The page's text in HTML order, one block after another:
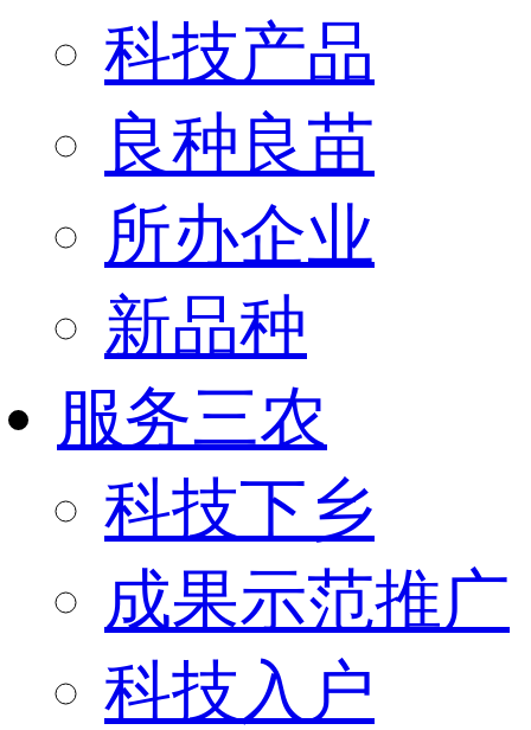
科技产品
良种良苗
所办企业
新品种
服务三农
科技下乡
成果示范推广
科技入户